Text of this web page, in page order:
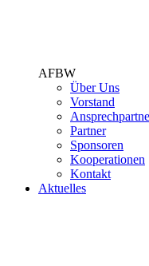
AFBW
Über Uns
Vorstand
Partner
Sponsoren
Kooperationen
Kontakt
Aktuelles